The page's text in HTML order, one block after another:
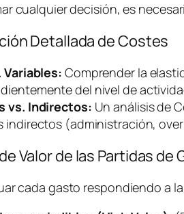
cualquier decisión, es
Detallada de Costes
Variables: Comprender la
del nivel de
vs. Indirectos: Un análisis de
indirectos (administración,
Valor de las Partidas de
cada gasto respondiendo a